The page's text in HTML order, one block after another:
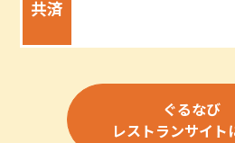
共済
ぐるなび
レストランサイト